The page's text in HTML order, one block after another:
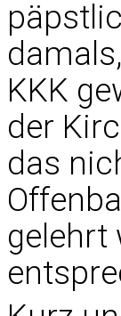
KKK
der
das
gelehrt